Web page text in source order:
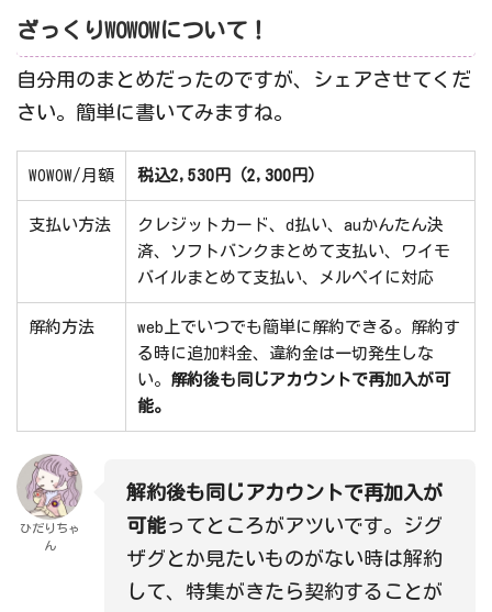
ざっくりWOWOWについて！
自分用のまとめだったのですが、シェアさせてくだ
さい。簡単に書いてみますね。
WOWOW/月額 税込2,530円（2,300円）
支払い方法
クレジットカード、d払い、auかんたん決
済、ソフトバンクまとめて支払い、ワイモ
バイルまとめて支払い、メルペイに対応
解約方法
web上でいつでも簡単に解約できる。解約す
る時に追加料金、違約金は一切発生しな
い。 解約後も同じアカウントで再加入が可
能。
ひだりちゃ
ん
解約後も同じアカウントで再加入が
可能ってところがアツいです。ジグ
ザグとか見たいものがない時は解約
して、特集がきたら契約することが